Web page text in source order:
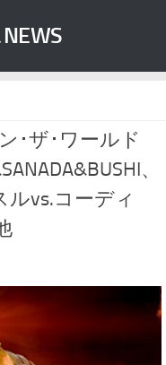
･ザ･ワールド
、
ルvs.コーディ